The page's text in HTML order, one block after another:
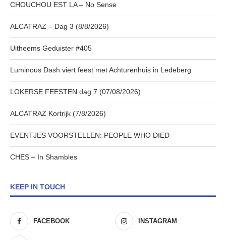
CHOUCHOU EST LA – No Sense
ALCATRAZ – Dag 3 (8/8/2026)
Uitheems Geduister #405
Luminous Dash viert feest met Achturenhuis in Ledeberg
LOKERSE FEESTEN dag 7 (07/08/2026)
ALCATRAZ Kortrijk (7/8/2026)
EVENTJES VOORSTELLEN: PEOPLE WHO DIED
CHES – In Shambles
KEEP IN TOUCH
FACEBOOK INSTAGRAM